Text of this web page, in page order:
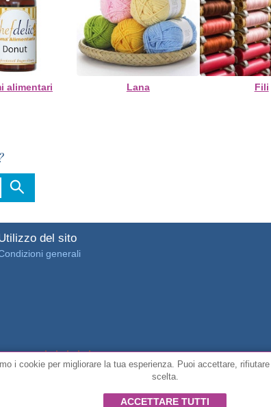
alimentari Lana Fili
del sito
generali
4.7/5 da3889 recensioni dei clienti
© Tutti i diritti riservati FunToCome
i cookie per migliorare la tua esperienza. Puoi accettare,
scelta.
ACCETTARE TUTTI